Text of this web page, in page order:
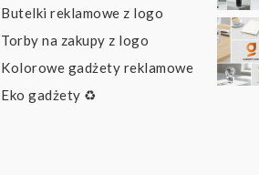
Butelki reklamowe z logo
Torby na zakupy z logo
Kolorowe gadżety reklamowe
Eko gadżety ♻️